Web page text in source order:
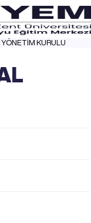
YÖNETİM KURULU